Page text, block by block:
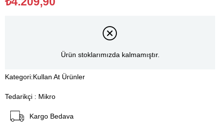
Ürün stoklarımızda kalmamıştır.
Kategori:Kullan At Ürünler
Tedarikçi : Mikro
Kargo Bedava